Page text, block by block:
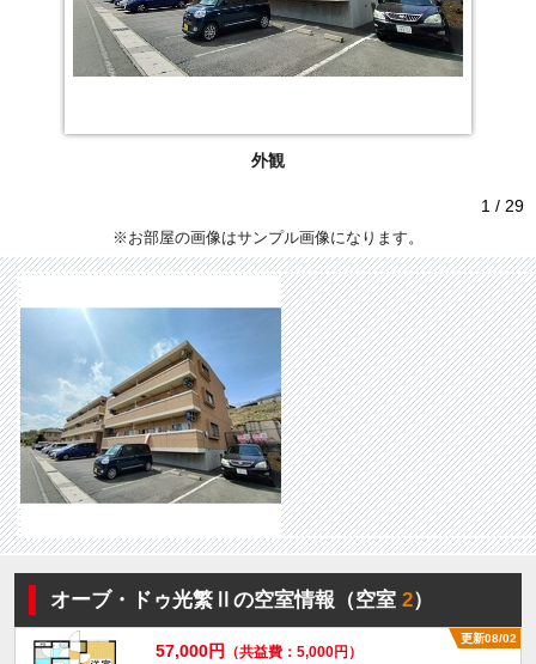
外観
1 / 29
※お部屋の画像はサンプル画像になります。
オーブ・ドゥ光繁Ⅱの空室情報（空室2）
更新08/02
57,000円
（共益費：5,000円）